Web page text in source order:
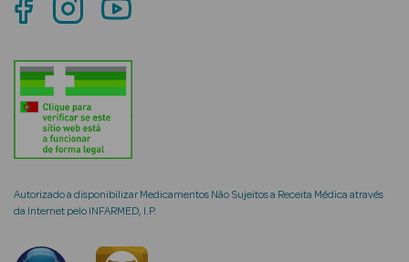
Rosto
Lábios
Solares Bebé e
Criança
Rosto e
Autorizado a disponibilizar Medicamentos Não Sujeitos a Receita Médica através
da Internet pelo INFARMED, I.P.